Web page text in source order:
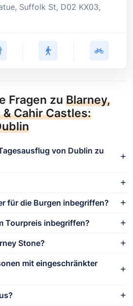
Suffolk St, D02 KX03,
Fragen zu Blarney,
Cahir Castles:
von Dublin zu
für die Burgen inbegriffen?
Tourpreis inbegriffen?
Stone?
mit eingeschränkter